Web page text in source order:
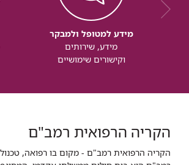
מידע למטופל ולמבקר
מידע, שירותים
וקישורים שימושיים
הקריה הרפואית רמב"ם
הקריה הרפואית רמב"ם - מקום בו רפואה,